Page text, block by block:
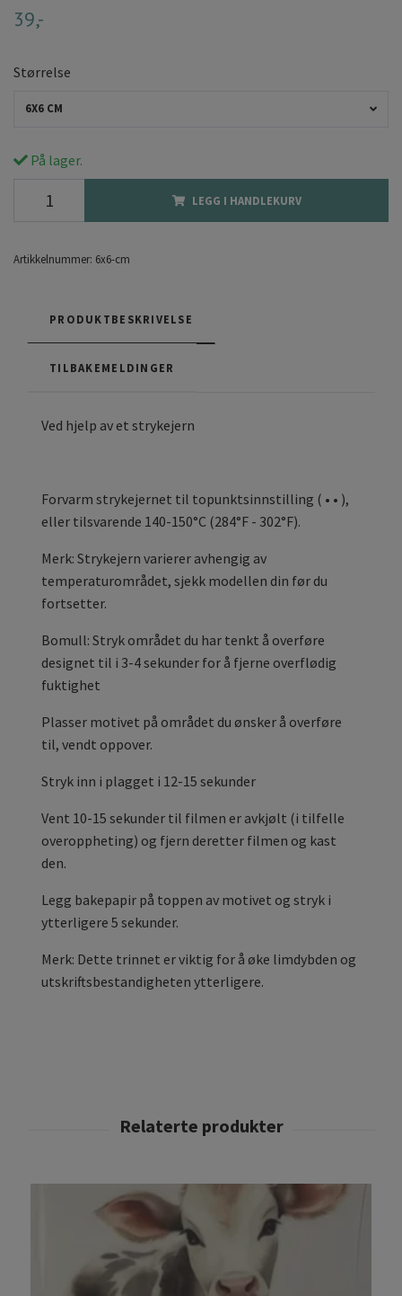
39,-
Størrelse
6X6 CM
På lager.
LEGG I HANDLEKURV
Artikkelnummer: 6x6-cm
PRODUKTBESKRIVELSE
TILBAKEMELDINGER
Ved hjelp av et strykejern
Forvarm strykejernet til topunktsinnstilling ( • • ),
eller tilsvarende 140-150°C (284°F - 302°F).
Merk: Strykejern varierer avhengig av
temperaturområdet, sjekk modellen din før du
fortsetter.
Bomull: Stryk området du har tenkt å overføre
designet til i 3-4 sekunder for å fjerne overflødig
fuktighet
Plasser motivet på området du ønsker å overføre
til, vendt oppover.
Stryk inn i plagget i 12-15 sekunder
Vent 10-15 sekunder til filmen er avkjølt (i tilfelle
overoppheting) og fjern deretter filmen og kast
den.
Legg bakepapir på toppen av motivet og stryk i
ytterligere 5 sekunder.
Merk: Dette trinnet er viktig for å øke limdybden og
utskriftsbestandigheten ytterligere.